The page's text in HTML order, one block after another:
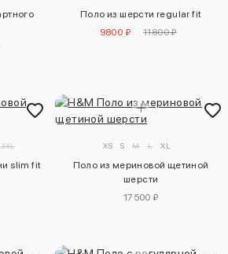
Поло из шерсти regular fit
9800 ₽
11800 ₽
3XL
slim fit
XS S M L XL
Поло из мериновой щетиной
шерсти
17500 ₽